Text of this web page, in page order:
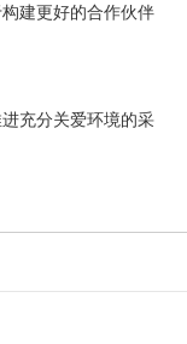
建更好的合作伙伴
充分关爱环境的采